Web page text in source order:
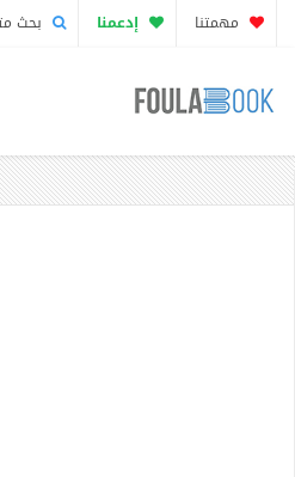
مهمتنا إدعمنا بحث